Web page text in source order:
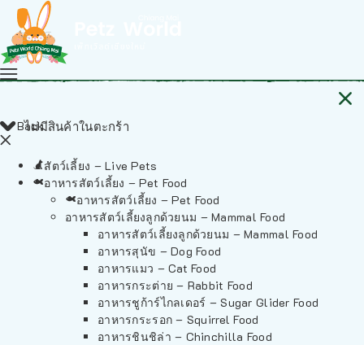
ไม่มีสินค้าในตะกร้า
Back
สัตว์เลี้ยง – Live Pets
อาหารสัตว์เลี้ยง – Pet Food
อาหารสัตว์เลี้ยง – Pet Food
อาหารสัตว์เลี้ยงลูกด้วยนม – Mammal Food
อาหารสัตว์เลี้ยงลูกด้วยนม – Mammal Food
อาหารสุนัข – Dog Food
อาหารแมว – Cat Food
อาหารกระต่าย – Rabbit Food
อาหารชูก้าร์ไกลเดอร์ – Sugar Glider Food
อาหารกระรอก – Squirrel Food
อาหารชินชิล่า – Chinchilla Food